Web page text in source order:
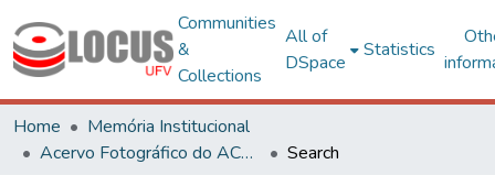
Communities
&
Collections
All of
DSpace
Statistics
Home
Memória Institucional
Acervo Fotográfico do ACH-UFV
Search